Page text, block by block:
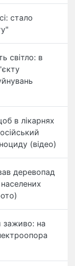
стало
світло: в
в лікарнях
(відео)
деревопад
населених
заживо: на